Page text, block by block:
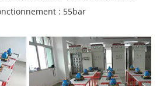
: 55bar